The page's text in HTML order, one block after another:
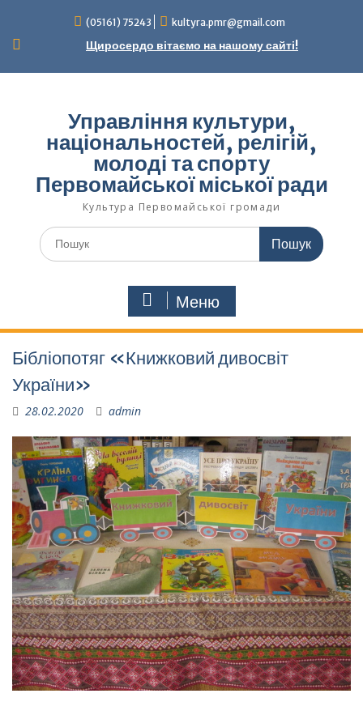
вмісту
(05161) 75243 kultyra.pmr@gmail.com
Щиросердо вітаємо на нашому сайті!
Управління культури,
національностей, релігій,
молоді та спорту
Первомайської міської ради
Культура Первомайcької громади
Шукати:
Меню
Бібліопотяг «Книжковий дивосвіт
України»
28.02.2020 admin